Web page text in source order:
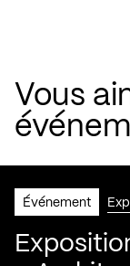
Vous
Événement